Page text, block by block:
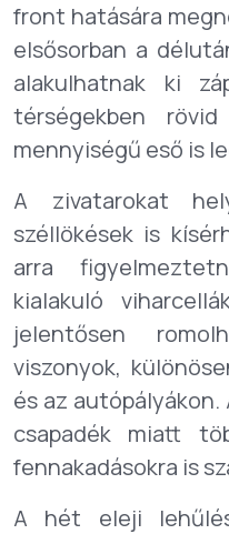
front hatására
elsősorban a
alakulhatnak ki
térségekben
mennyiségű eső is
A zivatarokat
széllökések is
arra
kialakuló
jelentősen
viszonyok,
és az
csapadék miatt
fennakadásokra is
A hét eleji